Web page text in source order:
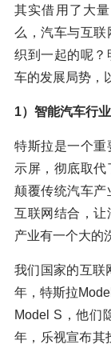
其实借用了大
么，汽车与互联
织到一起的呢？
车的发展局势，
1）智能汽车行
特斯拉是一个重
示屏，彻底取
颠覆传统汽车产
互联网结合，让
产业有一个大的
我们国家的互联
年，特斯拉
Model S，他们
年，乐视宣布其